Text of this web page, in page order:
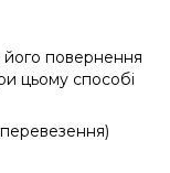
повернення
цьому способі